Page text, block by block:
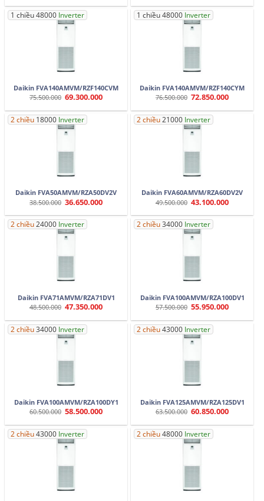
là:
68.500.000.
tại
64.550.000.
là:
70.500.000.
tại
1 chiều 48000 Inverter
Daikin FVA140AMVM/RZF140CVM
75.500.000 Giá
là:
75.500.000.
69.300.000
tại
69.300.000.
1 chiều 48000 Inverter
Daikin FVA140AMVM/RZF140CYM
76.500.000 Giá
là:
76.500.000.
72.850.000
tại
2 chiều 18000 Inverter
Daikin FVA50AMVM/RZA50DV2V
38.500.000 Giá
gốc
là:
38.500.000.
36.650.000
tại
36.650.000.
2 chiều21000 Inverter
Daikin FVA60AMVM/RZA60DV2V
49.500.000 Giá
gốc
là:
49.500.000.
43.100.000
tại
2 chiều24000 Inverter
Daikin FVA71AMVM/RZA71DV1
48.500.000 Giá
là:
48.500.000.
47.350.000
tại
47.350.000.
2 chiều34000 Inverter
Daikin FVA100AMVM/RZA100DV1
57.500.000 Giá
là:
57.500.000.
55.950.000
tại
2 chiều34000 Inverter
Daikin FVA100AMVM/RZA100DY1
60.500.000 Giá
là:
60.500.000.
58.500.000
tại
58.500.000.
2 chiều43000 Inverter
Daikin FVA125AMVM/RZA125DV1
63.500.000 Giá
là:
63.500.000.
60.850.000
tại
2 chiều43000 Inverter 2 chiều48000 Inverter